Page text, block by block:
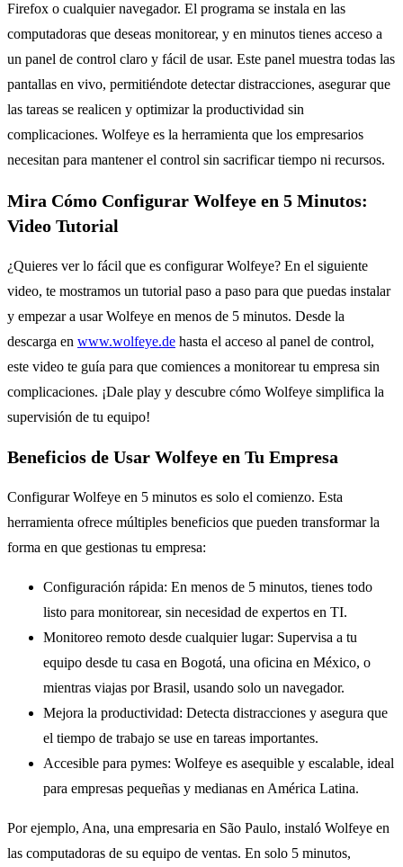
Firefox o cualquier navegador. El programa se instala en las
computadoras que deseas monitorear, y en minutos tienes acceso a
un panel de control claro y fácil de usar. Este panel muestra todas las
pantallas en vivo, permitiéndote detectar distracciones, asegurar que
las tareas se realicen y optimizar la productividad sin
complicaciones. Wolfeye es la herramienta que los empresarios
necesitan para mantener el control sin sacrificar tiempo ni recursos.
Mira Cómo Configurar Wolfeye en 5 Minutos:
Video Tutorial
¿Quieres ver lo fácil que es configurar Wolfeye? En el siguiente
video, te mostramos un tutorial paso a paso para que puedas instalar
y empezar a usar Wolfeye en menos de 5 minutos. Desde la
descarga en www.wolfeye.de hasta el acceso al panel de control,
este video te guía para que comiences a monitorear tu empresa sin
complicaciones. ¡Dale play y descubre cómo Wolfeye simplifica la
supervisión de tu equipo!
Beneficios de Usar Wolfeye en Tu Empresa
Configurar Wolfeye en 5 minutos es solo el comienzo. Esta
herramienta ofrece múltiples beneficios que pueden transformar la
forma en que gestionas tu empresa:
Configuración rápida: En menos de 5 minutos, tienes todo
listo para monitorear, sin necesidad de expertos en TI.
Monitoreo remoto desde cualquier lugar: Supervisa a tu
equipo desde tu casa en Bogotá, una oficina en México, o
mientras viajas por Brasil, usando solo un navegador.
Mejora la productividad: Detecta distracciones y asegura que
el tiempo de trabajo se use en tareas importantes.
Accesible para pymes: Wolfeye es asequible y escalable, ideal
para empresas pequeñas y medianas en América Latina.
Por ejemplo, Ana, una empresaria en São Paulo, instaló Wolfeye en
las computadoras de su equipo de ventas. En solo 5 minutos,